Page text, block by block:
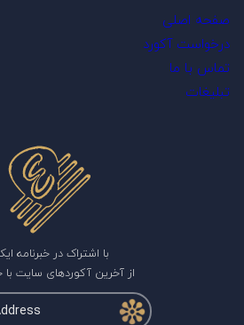
صفحه اصلی
درخواست آکورد
تماس با ما
تبلیغات
با اشتراک در خبرنامه
از آخرین آکوردهای سایت با